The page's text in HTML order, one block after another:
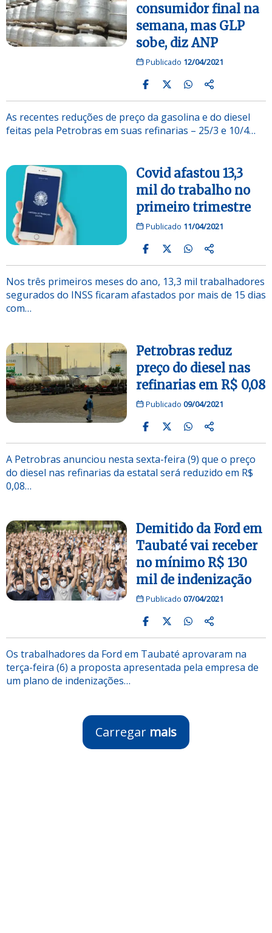
consumidor final na
semana, mas GLP
sobe, diz ANP
Publicado 12/04/2021
As recentes reduções de preço da gasolina e do diesel
feitas pela Petrobras em suas refinarias – 25/3 e 10/4…
Covid afastou 13,3
mil do trabalho no
primeiro trimestre
Publicado 11/04/2021
Nos três primeiros meses do ano, 13,3 mil trabalhadores
segurados do INSS ficaram afastados por mais de 15 dias
com…
Petrobras reduz
preço do diesel nas
refinarias em R$ 0,08
Publicado 09/04/2021
A Petrobras anunciou nesta sexta-feira (9) que o preço
do diesel nas refinarias da estatal será reduzido em R$
0,08…
Demitido da Ford em
Taubaté vai receber
no mínimo R$ 130
mil de indenização
Publicado 07/04/2021
Os trabalhadores da Ford em Taubaté aprovaram na
terça-feira (6) a proposta apresentada pela empresa de
um plano de indenizações…
Carregar mais